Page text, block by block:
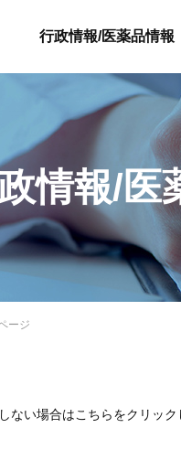
行政情報/医薬品情報
情報/医
ージ
ない場合はこちらをクリック